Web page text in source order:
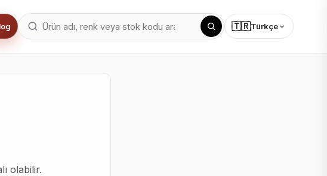
🇹🇷Türkçe
olabilir.